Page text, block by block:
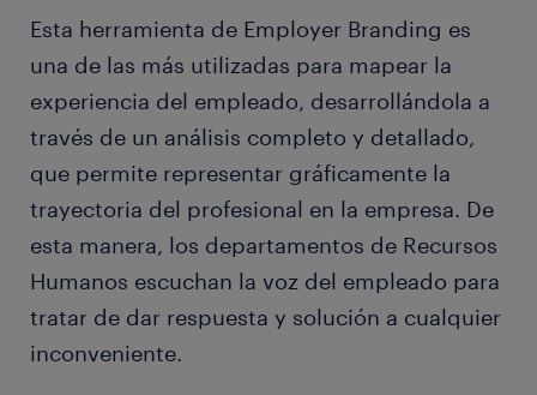
Esta herramienta de Employer Branding es
una de las más utilizadas para mapear la
experiencia del empleado, desarrollándola a
través de un análisis completo y detallado,
que permite representar gráficamente la
trayectoria del profesional en la empresa. De
esta manera, los departamentos de Recursos
Humanos escuchan la voz del empleado para
tratar de dar respuesta y solución a cualquier
inconveniente.